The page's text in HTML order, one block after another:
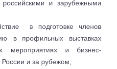
и зарубежными
в подготовке членов
в профильных выставках
мероприятиях и бизнес-
и за рубежом;